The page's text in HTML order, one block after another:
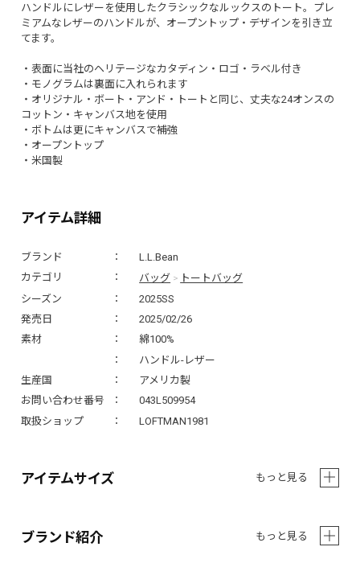
アイテム詳細
ブランド
L.L.Bean
カテゴリ
バッグ > トートバッグ
シーズン
2025SS
発売日
2025/02/26
素材
綿100%
ハンドル-レザー
生産国
アメリカ製
お問い合わせ番号
043L509954
取扱ショップ
LOFTMAN1981
ハンドルにレザーを使用したクラシックなルックスのトート。プレ
ミアムなレザーのハンドルが、オープントップ・デザインを引き立
てます。
・表面に当社のヘリテージなカタディン・ロゴ・ラベル付き
・モノグラムは裏面に入れられます
・オリジナル・ボート・アンド・トートと同じ、丈夫な24オンスの
コットン・キャンバス地を使用
・ボトムは更にキャンバスで補強
・オープントップ
・米国製
アイテムサイズ もっと見る
ブランド紹介 もっと見る